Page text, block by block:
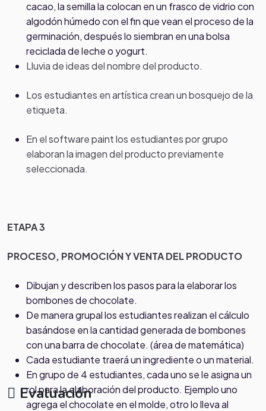
cacao, la semilla la colocan en un frasco de vidrio con
algodón húmedo con el fin que vean el proceso de la
germinación, después lo siembran en una bolsa
reciclada de leche o yogurt.
Lluvia de ideas del nombre del producto.
Los estudiantes en artística crean un bosquejo de la
etiqueta.
En el software paint los estudiantes por grupo
elaboran la imagen del producto previamente
seleccionada.
ETAPA 3
PROCESO, PROMOCIÓN Y VENTA DEL PRODUCTO
Dibujan y describen los pasos para la elaborar los
bombones de chocolate.
De manera grupal los estudiantes realizan el cálculo
basándose en la cantidad generada de bombones
con una barra de chocolate. (área de matemática)
Cada estudiante traerá un ingrediente o un material.
En grupo de 4 estudiantes, cada uno se le asigna un
rol para la elaboración del producto. Ejemplo uno
agrega el chocolate en el molde, otro lo lleva al
Evaluación